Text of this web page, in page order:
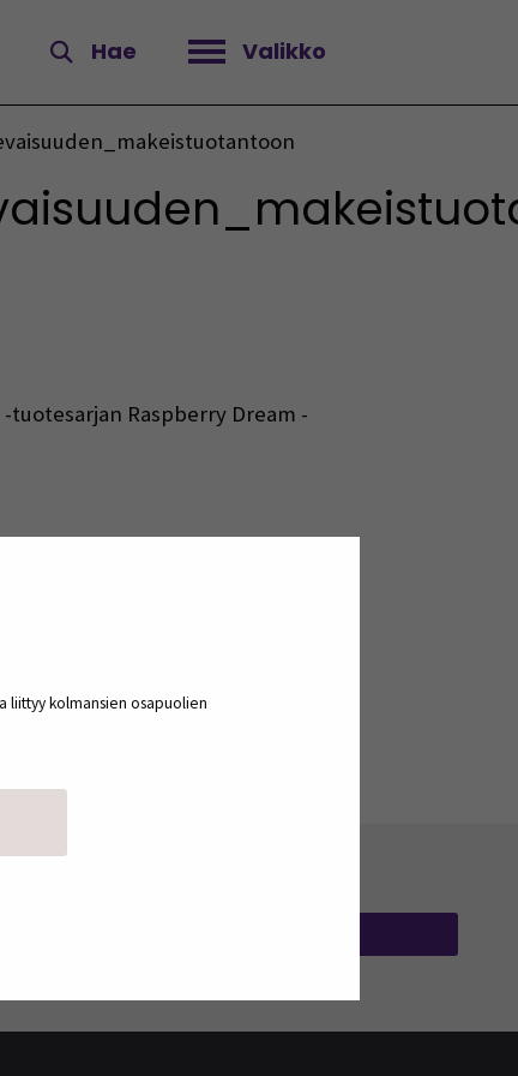
liittyy kolmansien osapuolien
Hae Valikko
Avaa valikko
tuotesarjan Raspberry Dream -